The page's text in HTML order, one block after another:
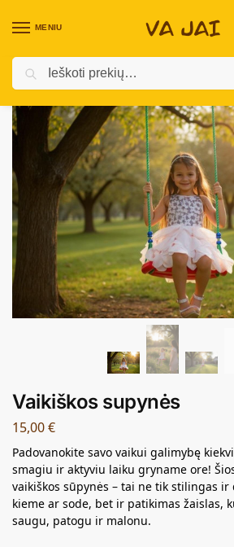
MENIU
Pradžia / Prekės vaikams
Vaikiškos supynės
15,00€
Padovanokite savo vaikui galimybę
smagiu ir aktyviu laiku gryname ore!
vaikiškos sūpynės – tai ne tik stilingas ir
kieme ar sode, bet ir patikimas žaislas,
saugu, patogu ir malonu.